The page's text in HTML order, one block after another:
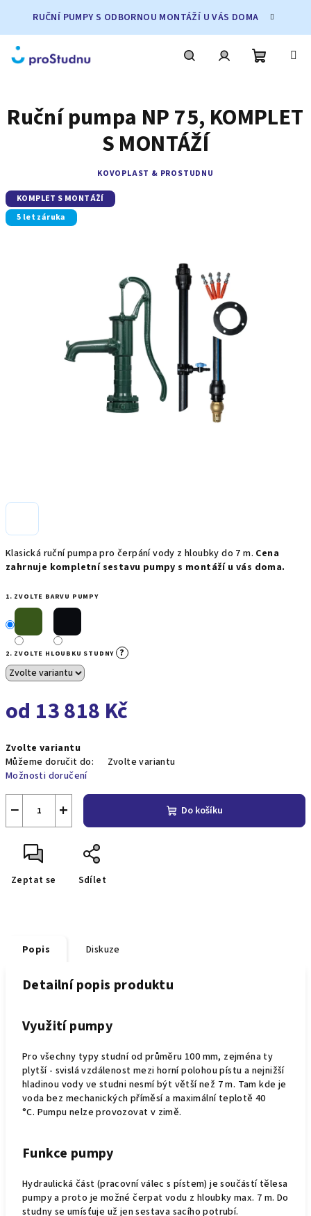
obsah
RUČNÍ PUMPY S ODBORNOU MONTÁŽÍ U VÁS DOMA
košík
Klasická ruční pumpa pro čerpání vody z hloubky do 7 m. Cena
zahrnuje kompletní sestavu pumpy s montáží u vás doma.
1. ZVOLTE BARVU PUMPY
2. ZVOLTE HLOUBKU STUDNY ?
od 13 818 Kč
cena:
Zvolte variantu
Můžeme doručit do:
Zvolte variantu
Možnosti doručení
+
− Do košíku
Zeptat se Sdílet
Ruční pumpa NP 75, KOMPLET
S MONTÁŽÍ
KOVOPLAST & PROSTUDNU
KOMPLET S MONTÁŽÍ
5 let záruka
Popis Diskuze
Detailní popis produktu
Využití pumpy
Pro všechny typy studní od průměru 100 mm, zejména ty
plytší - svislá vzdálenost mezi horní polohou pístu a nejnižší
hladinou vody ve studni nesmí být větší než 7 m. Tam kde je
voda bez mechanických příměsí a maximální teplotě 40
°C. Pumpu nelze provozovat v zimě.
Funkce pumpy
Hydraulická část (pracovní válec s pístem) je součástí tělesa
pumpy a proto je možné čerpat vodu z hloubky max. 7 m. Do
studny se umísťuje už jen sestava sacího potrubí.